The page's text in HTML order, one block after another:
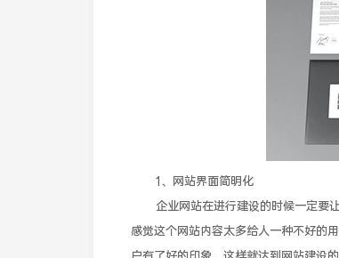
1、网站界面简明化
企业网站在进行建设的时候一定要让
感觉这个网站内容太多给人一种不好的